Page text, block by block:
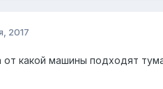
2017
какой машины подходят